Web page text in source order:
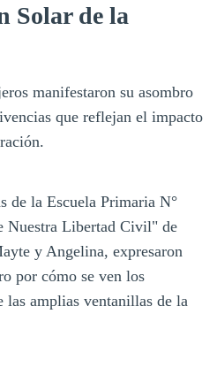
Solar de la
manifestaron su asombro
que reflejan el impacto
de la Escuela Primaria N°
Nuestra Libertad Civil" de
y Angelina, expresaron
por cómo se ven los
las amplias ventanillas de la